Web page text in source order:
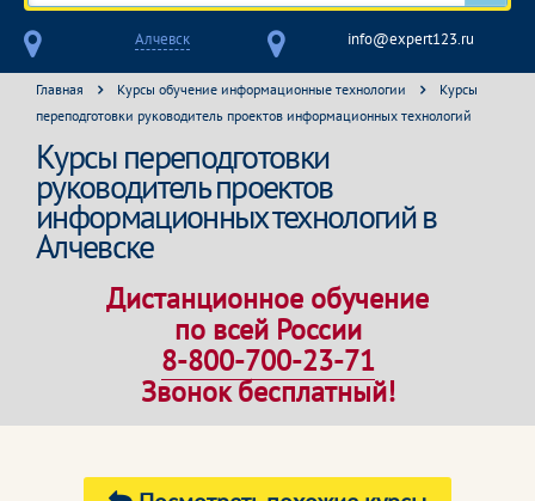
Алчевск info@expert123.ru
Главная Курсы обучение информационные технологии
Курсы
переподготовки руководитель проектов информационных технологий
Курсы переподготовки
руководитель проектов
информационных технологий в
Алчевске
Дистанционное обучение
по всей России
8-800-700-23-71
Звонок бесплатный!